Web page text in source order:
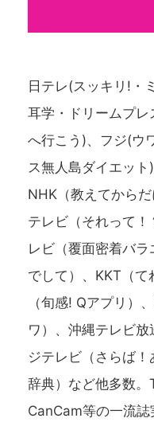
日テレ(スッキリ!・
耳学・ドリームプ
へ行こう)、フジ(ウ
ス無人島ダイエット
NHK（教えてから
テレビ（それって
レビ（覆面密着バ
でして）、KKT（て
（旬感! Qアプリ）
ワ）、沖縄テレビ
ジテレビ（さらば
辞典）など他多数。
CanCam等の一流